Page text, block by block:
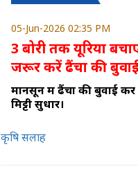
05-Jun-2026 02:35 PM
3 बोरी तक यूरिया
जरूर करें ढैंचा की
मानसून में ढैंचा की बुवाई कर
मिट्टी सुधारें।
कृषि सलाह